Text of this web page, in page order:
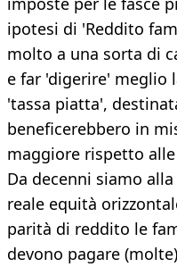
ipotesi di 'Reddito
molto a una sorta di
e far 'digerire' meglio
'tassa piatta',
beneficerebbero in
maggiore rispetto
Da decenni siamo
reale equità
parità di reddito le
devono pagare